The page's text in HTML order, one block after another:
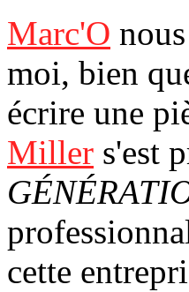
Marc'O
moi, bien
écrire une
Miller s'est
cette